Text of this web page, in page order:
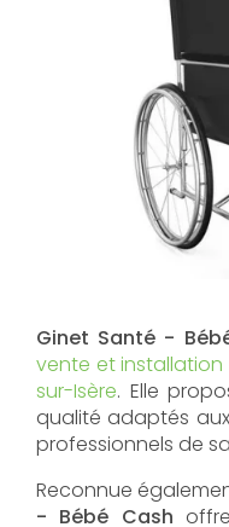
Ginet Santé -
vente et
sur-Isère. Elle
qualité adaptés
professionnels de
Reconnue
- Bébé Cash